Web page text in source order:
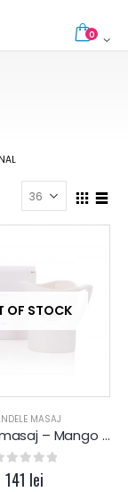
0
OF STOCK
MASAJ
Candela masaj – Mango – Kanu Nature – 200 g
out of 5
141 lei